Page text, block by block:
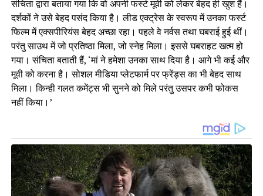
संचिता द्वारा बताया गया कि वो अपनी फर्स्ट मूवी को लेकर बेहद ही खुश हैं।
दर्शकों ने उसे बेहद पसंद किया है। लीड एक्ट्रेस के स्वरूप में उनका फर्स्ट
फिल्म में एक्सपीरियंस बेहद अच्छा रहा। पहले वे नर्वस तथा घबराई हुई थीं।
परंतु साउथ में जो प्रतिष्ठा मिला, जो स्नेह मिला। इससे घबराहट खत्म हो
गया। संचिता बताती हैं, ‘मां ने हमेशा उनका साथ दिया है। आगे भी कई और
मूवी को करना है। सोशल मीडिया प्लेटफार्म पर फ्रेंड्स का भी बेहद साथ
मिला। किन्ही गलत कमेंट्स भी सुनने को मिले परंतु उसपर कभी फोकस
नहीं किया।’